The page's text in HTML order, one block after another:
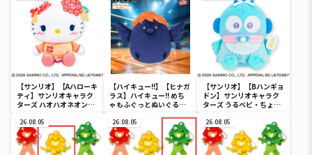
【サンリオ】【Aハローキ
ティ】サンリオキャラク
ターズ ハオハオネオンタ
【ハイキュー!!】【ヒナガ
ラス】ハイキュー!! めち
ゃもふぐっとぬいぐるみ
【サンリオ】【Bハンギョ
ドン】サンリオキャラク
ターズ うるベビ・ちょい
26.08.05 26.08.05 26.08.05